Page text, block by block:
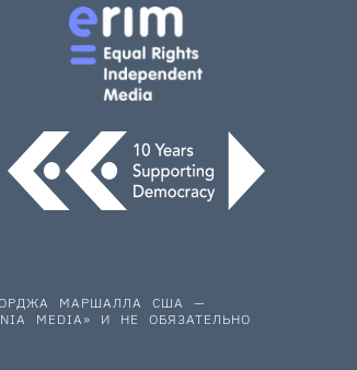
МАРШАЛЛА США —
MEDIA» И НЕ ОБЯЗАТЕЛЬНО